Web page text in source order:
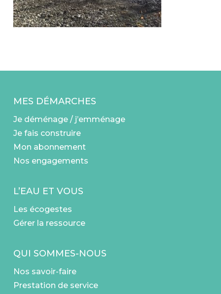
MES DÉMARCHES
Je déménage / j’emménage
Je fais construire
Mon abonnement
Nos engagements
L’EAU ET VOUS
Les écogestes
Gérer la ressource
QUI SOMMES-NOUS
Nos savoir-faire
Prestation de service